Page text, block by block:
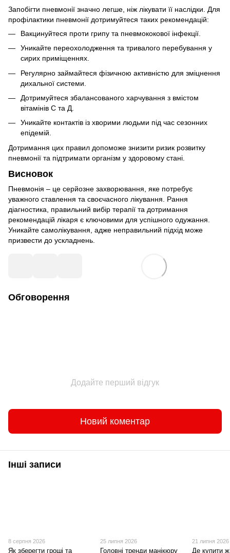
Запобігти пневмонії значно легше, ніж лікувати її наслідки. Для
профілактики пневмонії дотримуйтеся таких рекомендацій:
Вакцинуйтеся проти грипу та пневмококової інфекції.
Уникайте переохолодження та тривалого перебування у
сирих приміщеннях.
Регулярно займайтеся фізичною активністю для зміцнення
дихальної системи.
Дотримуйтеся збалансованого харчування з вмістом
вітамінів С та Д.
Уникайте контактів із хворими людьми під час сезонних
епідемій.
Дотримання цих правил допоможе знизити ризик розвитку
пневмонії та підтримати організм у здоровому стані.
Висновок
Пневмонія – це серйозне захворювання, яке потребує
уважного ставлення та своєчасного лікування. Рання
діагностика, правильний вибір терапії та дотримання
рекомендацій лікаря є ключовими для успішного одужання.
Уникайте самолікування, адже неправильний підхід може
призвести до ускладнень.
Обговорення
Додайте перший відгук
Новий коментар
Інші записи
8 серпня 2026
Як зберегти гроші та
25 липня 2026
Головні тренди манікюру
21 липня 2026
Де купити